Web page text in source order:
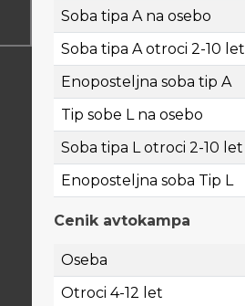
Soba tipa A na osebo
Soba tipa A otroci 2-10 let
Enoposteljna soba tip A
Tip sobe L na osebo
Soba tipa L otroci 2-10 let
Enoposteljna soba Tip L
Cenik avtokampa
Oseba
Otroci 4-12 let